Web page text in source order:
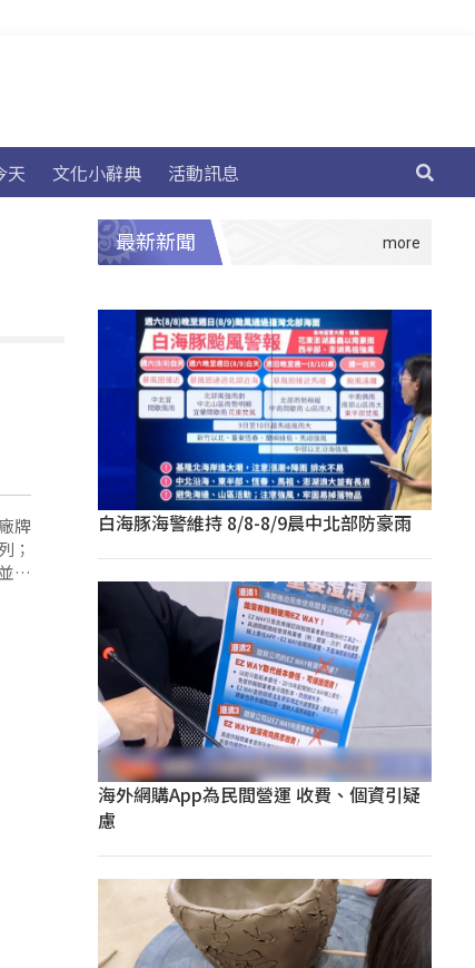
天 文化小辭典 活動訊息
牌
；
沒
最新新聞
白海豚海警維持 8/8-8/9晨中北部防豪雨
海外網購App為民間營運 收費、個資引疑
慮